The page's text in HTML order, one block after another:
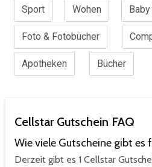
Sport Wohen
Foto & Fotobücher
Apotheken Bücher
Cellstar Gutschein FAQ
Wie viele Gutscheine gibt es
Derzeit gibt es 1 Cellstar